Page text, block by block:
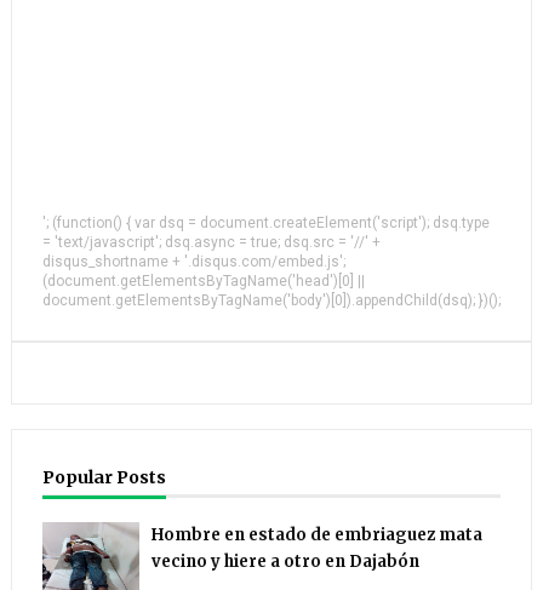
'; (function() { var dsq = document.createElement('script'); dsq.type
= 'text/javascript'; dsq.async = true; dsq.src = '//' +
disqus_shortname + '.disqus.com/embed.js';
(document.getElementsByTagName('head')[0] ||
document.getElementsByTagName('body')[0]).appendChild(dsq); })();
Popular Posts
Hombre en estado de embriaguez mata
vecino y hiere a otro en Dajabón